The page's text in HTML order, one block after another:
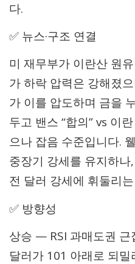
다.
✅ 뉴스·구조 연결
미 재무부가 이란산 원
가 하락 압력은 강해졌
가 이를 압도하며 금을
두고 밴스 “합의” vs 이
으나 잡음 수준입니다.
중장기 강세를 유지하나
전 달러 강세에 휘둘리
✅ 방향성
상승 — RSI 과매도권 근
달러가 101 아래로 되밀